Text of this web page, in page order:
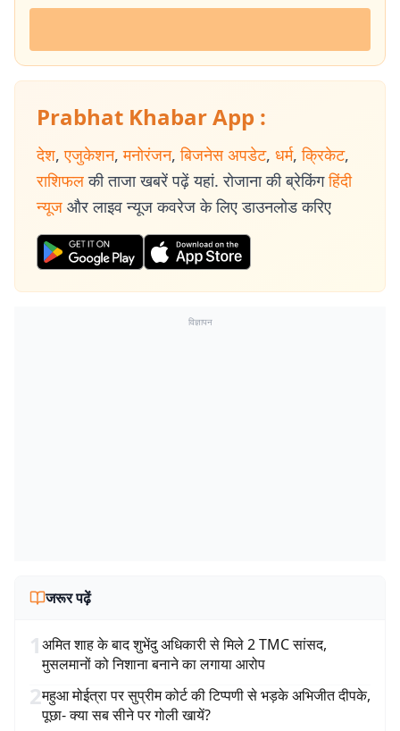
Prabhat Khabar App :
देश, एजुकेशन, मनोरंजन, बिजनेस अपडेट, धर्म, क्रिकेट,
राशिफल की ताजा खबरें पढ़ें यहां. रोजाना की ब्रेकिंग हिंदी
न्यूज और लाइव न्यूज कवरेज के लिए डाउनलोड करिए
विज्ञापन
जरूर पढ़ें
1अमित शाह के बाद शुभेंदु अधिकारी से मिले 2 TMC सांसद,
मुसलमानों को निशाना बनाने का लगाया आरोप
2महुआ मोईत्रा पर सुप्रीम कोर्ट की टिप्पणी से भड़के अभिजीत दीपके,
पूछा- क्या सब सीने पर गोली खायें?